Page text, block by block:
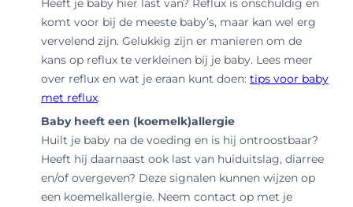
komt voor bij de meeste baby’s, maar kan wel erg
vervelend zijn. Gelukkig zijn er manieren om de
kans op reflux te verkleinen bij je baby. Lees meer
over reflux en wat je eraan kunt doen: tips voor baby
met reflux.
Baby heeft een (koemelk)allergie
Huilt je baby na de voeding en is hij ontroostbaar?
Heeft hij daarnaast ook last van huiduitslag, diarree
en/of overgeven? Deze signalen kunnen wijzen op
een koemelkallergie. Neem contact op met je